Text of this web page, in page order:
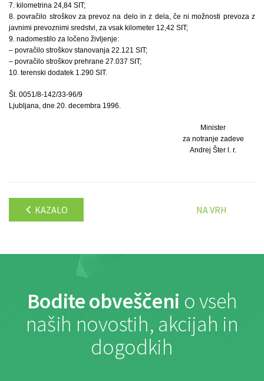
7. kilometrina 24,84 SIT;
8. povračilo stroškov za prevoz na delo in z dela, če ni možnosti prevoza z
javnimi prevoznimi sredstvi, za vsak kilometer 12,42 SIT;
9. nadomestilo za ločeno življenje:
– povračilo stroškov stanovanja 22.121 SIT;
– povračilo stroškov prehrane 27.037 SIT;
10. terenski dodatek 1.290 SIT.
Št. 0051/8-142/33-96/9
Ljubljana, dne 20. decembra 1996.
Minister
za notranje zadeve
Andrej Šter l. r.
KAZALO NA VRH
Bodite obveščeni o vseh
naših novostih, akcijah in
dogodkih